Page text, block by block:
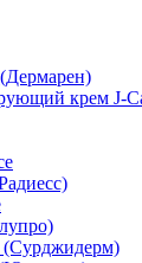
крем J-
(Сурджидерм)